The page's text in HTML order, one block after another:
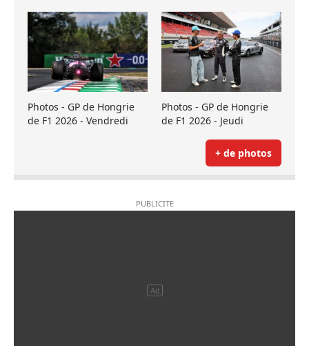
Photos - GP de Hongrie
de F1 2026 - Vendredi
Photos - GP de Hongrie
de F1 2026 - Jeudi
+ de photos